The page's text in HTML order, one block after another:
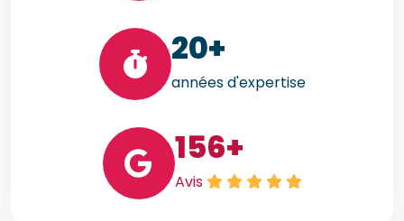
20+
années d'expertise
156+
Avis